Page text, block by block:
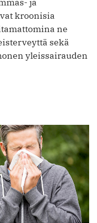
ja
kroonisia
ne
sekä
yleissairauden